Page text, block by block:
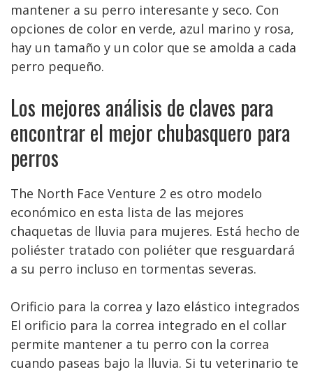
mantener a su perro interesante y seco. Con
opciones de color en verde, azul marino y rosa,
hay un tamaño y un color que se amolda a cada
perro pequeño.
Los mejores análisis de claves para
encontrar el mejor chubasquero para
perros
The North Face Venture 2 es otro modelo
económico en esta lista de las mejores
chaquetas de lluvia para mujeres. Está hecho de
poliéster tratado con poliéter que resguardará
a su perro incluso en tormentas severas.
Orificio para la correa y lazo elástico integrados
El orificio para la correa integrado en el collar
permite mantener a tu perro con la correa
cuando paseas bajo la lluvia. Si tu veterinario te